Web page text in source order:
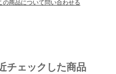
の商品について問い合わせる
チェックした商品